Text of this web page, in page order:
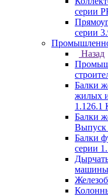
серии
серии
Назад
Балки
жилых
1.126.1
Балки
Выпуск
Балки
серии
машины